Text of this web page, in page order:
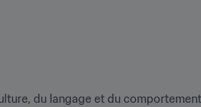
du langage et du comportement